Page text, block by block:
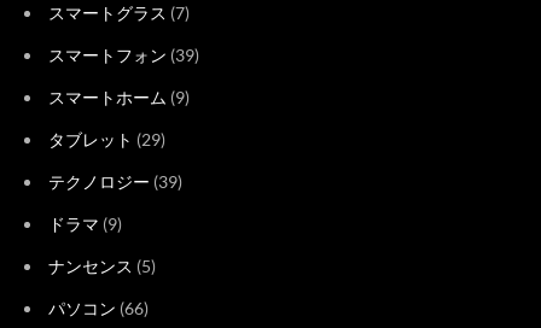
スマートグラス (7)
スマートフォン (39)
スマートホーム (9)
タブレット (29)
テクノロジー (39)
ドラマ (9)
ナンセンス (5)
パソコン (66)